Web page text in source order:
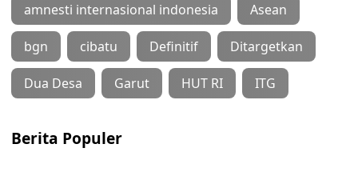
amnesti internasional indonesia Asean
bgn cibatu Definitif Ditargetkan
Dua Desa Garut HUT RI ITG
Berita Populer